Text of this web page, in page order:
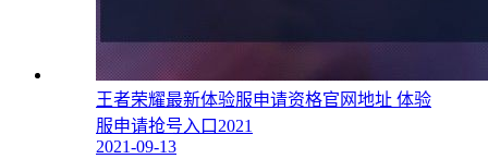
王者荣耀最新体验服申请资格官网地址 体验
服申请抢号入口2021
2021-09-13